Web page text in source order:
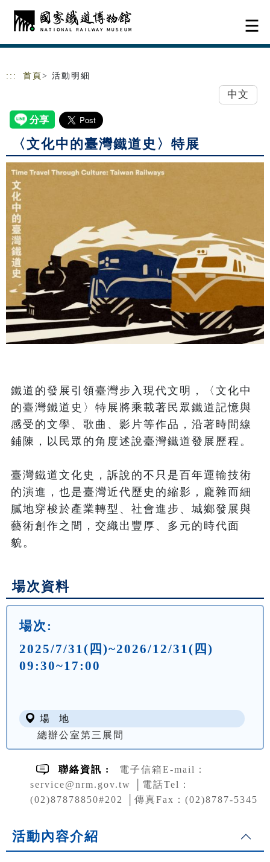
跳到主要內容
網站導覽
::: 首頁 > 活動明細
中文
〈文化中的臺灣鐵道史〉特展
鐵道的發展引領臺灣步入現代文明，〈文化中
的臺灣鐵道史〉特展將乘載著民眾鐵道記憶與
感受的文學、歌曲、影片等作品，沿著時間線
鋪陳，以民眾的角度述說臺灣鐵道發展歷程。
臺灣鐵道文化史，訴說的不只是百年運輸技術
的演進，也是臺灣近代歷史的縮影，龐雜而細
膩地穿梭於產業轉型、社會進步、城鄉發展與
藝術創作之間，交織出豐厚、多元的時代面
貌。
場次資料
場次:
2025/7/31(四)~2026/12/31(四)
09:30~17:00
場 地
總辦公室第三展間
聯絡資訊 :
電子信箱E-mail：
service@nrm.gov.tw │電話Tel：
(02)87878850#202 │傳真Fax：(02)8787-5345
活動內容介紹